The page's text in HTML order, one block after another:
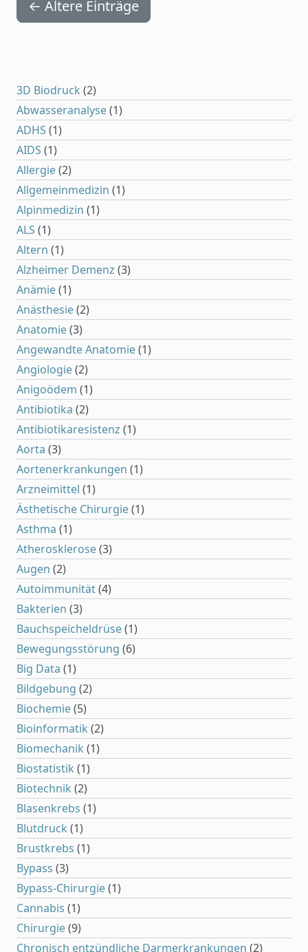
← Ältere Einträge
3D Biodruck (2)
Abwasseranalyse(1)
ADHS (1)
AIDS (1)
Allergie(2)
Allgemeinmedizin (1)
Alpinmedizin (1)
ALS (1)
Altern (1)
Alzheimer Demenz (3)
Anämie(1)
Anästhesie(2)
Anatomie(3)
Angewandte Anatomie(1)
Angiologie(2)
Anigoödem (1)
Antibiotika (2)
Antibiotikaresistenz (1)
Aorta (3)
Aortenerkrankungen (1)
Arzneimittel (1)
Ästhetische Chirurgie(1)
Asthma (1)
Atherosklerose(3)
Augen (2)
Autoimmunität(4)
Bakterien (3)
Bauchspeicheldrüse(1)
Bewegungsstörung (6)
Big Data (1)
Bildgebung (2)
Biochemie(5)
Bioinformatik (2)
Biomechanik (1)
Biostatistik (1)
Biotechnik (2)
Blasenkrebs (1)
Blutdruck (1)
Brustkrebs (1)
Bypass (3)
Bypass-Chirurgie(1)
Cannabis (1)
Chirurgie(9)
Chronisch entzündliche Darmerkrankungen (2)